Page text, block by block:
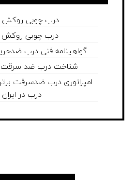
درب چوبی روکش
درب چوبی روکش
گواهینامه فنی درب ضدحریق 240
شناخت درب ضد سرقت
امپراتوری درب ضدسرقت
درب در ایران